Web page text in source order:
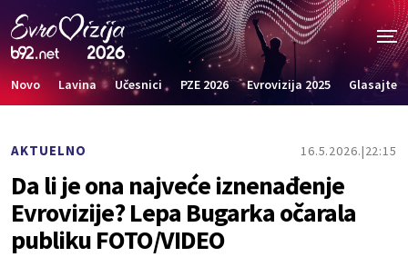
Novo Lavina Učesnici PZE 2026 Evrovizija 2025 Glasajte
AKTUELNO 16.5.2026. 22:15
Da li je ona najveće iznenađenje
Evrovizije? Lepa Bugarka očarala
publiku FOTO/VIDEO